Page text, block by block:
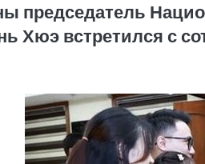
председатель
Хюэ встретился с